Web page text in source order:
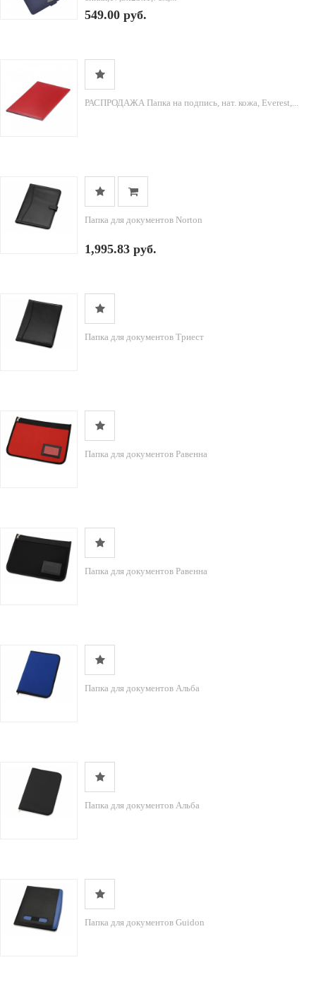
549.00 руб.
РАСПРОДАЖА Папка на подпись, нат. кожа, Everest,...
Папка для документов Norton
1,995.83 руб.
Папка для документов Триест
Папка для документов Равенна
Папка для документов Равенна
Папка для документов Альба
Папка для документов Альба
Папка для документов Guidon